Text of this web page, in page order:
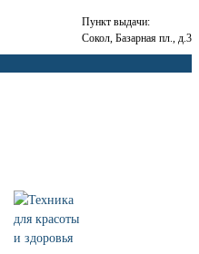
Пункт выдачи:
Сокол, Базарная пл., д.3